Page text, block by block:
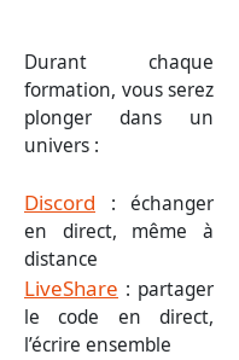
Durant chaque
formation, vous serez
plonger dans un
univers :
Discord : échanger
en direct, même à
distance
LiveShare : partager
le code en direct,
l’écrire ensemble